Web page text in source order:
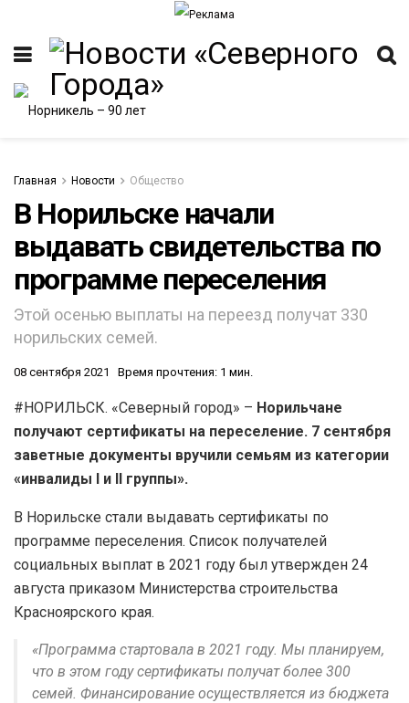
Главная Новости Общество
В Норильске начали
выдавать свидетельства по
программе переселения
Этой осенью выплаты на переезд получат 330
норильских семей.
08 сентября 2021 Время прочтения: 1 мин.
#НОРИЛЬСК. «Северный город» – Норильчане
получают сертификаты на переселение. 7 сентября
заветные документы вручили семьям из категории
«инвалиды I и II группы».
В Норильске стали выдавать сертификаты по
программе переселения. Список получателей
социальных выплат в 2021 году был утвержден 24
августа приказом Министерства строительства
Красноярского края.
«Программа стартовала в 2021 году. Мы планируем,
что в этом году сертификаты получат более 300
семей. Финансирование осуществляется из бюджета